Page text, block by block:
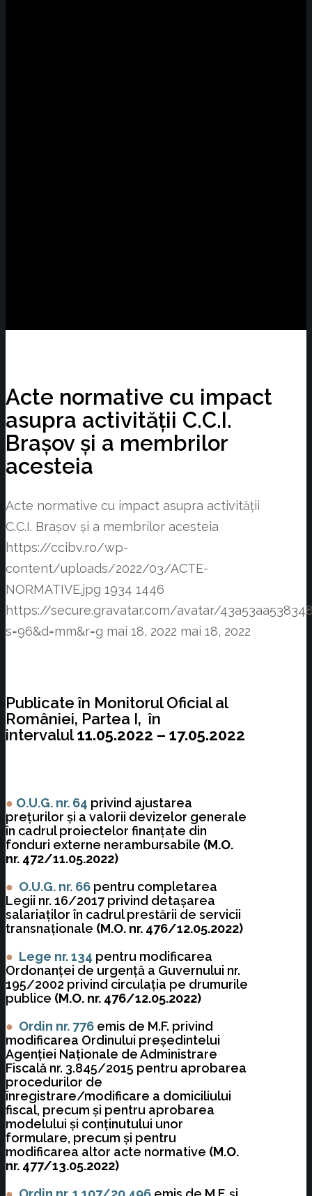
Acte normative cu impact
asupra activității C.C.I.
Brașov și a membrilor
acesteia
Acte normative cu impact asupra activității
C.C.I. Brașov și a membrilor acesteia
https://ccibv.ro/wp-
content/uploads/2022/03/ACTE-
NORMATIVE.jpg 1934 1446
https://secure.gravatar.com/avatar/
s=96&d=mm&r=g mai 18, 2022 mai 18, 2022
Publicate în Monitorul Oficial al
României, Partea I, în
intervalul11.05.2022 – 17.05.2022
● O.U.G. nr. 64 privind ajustarea
preţurilor şi a valorii devizelor generale
în cadrul proiectelor finanţate din
fonduri externe nerambursabile (M.O.
nr. 472/11.05.2022)
● O.U.G. nr. 66 pentru completarea
Legii nr. 16/2017 privind detaşarea
salariaţilor în cadrul prestării de servicii
transnaţionale (M.O. nr. 476/12.05.2022)
● Lege nr. 134 pentru modificarea
Ordonanţei de urgenţă a Guvernului nr.
195/2002 privind circulaţia pe drumurile
publice (M.O. nr. 476/12.05.2022)
● Ordin nr. 776 emis de M.F. privind
modificarea Ordinului preşedintelui
Agenţiei Naţionale de Administrare
Fiscală nr. 3.845/2015 pentru aprobarea
procedurilor de
înregistrare/modificare a domiciliului
fiscal, precum şi pentru aprobarea
modelului şi conţinutului unor
formulare, precum şi pentru
modificarea altor acte normative (M.O.
nr. 477/13.05.2022)